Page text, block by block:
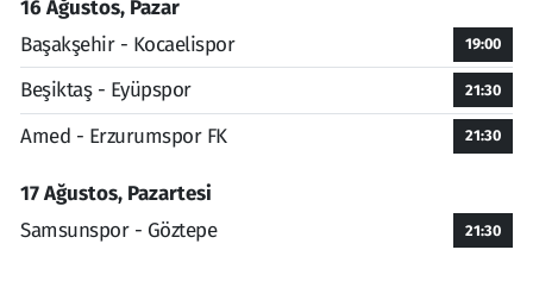
16 Ağustos, Pazar
Başakşehir - Kocaelispor
19:00
Beşiktaş - Eyüpspor 21:30
Amed - Erzurumspor FK 21:30
17 Ağustos, Pazartesi
Samsunspor - Göztepe
21:30